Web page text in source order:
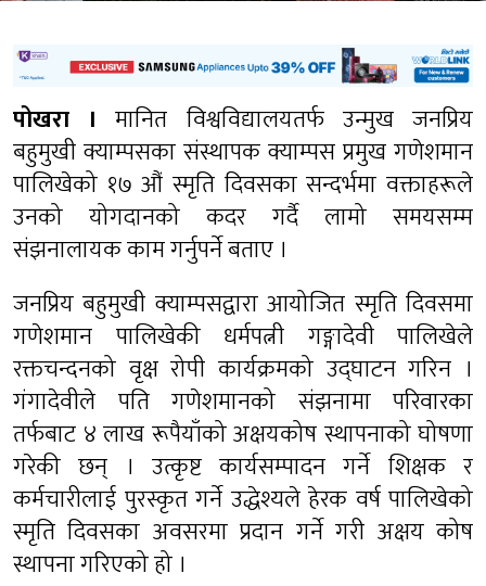
पोखरा । मानित विश्वविद्यालयतर्फ उन्मुख जनप्रिय
बहुमुखी क्याम्पसका संस्थापक क्याम्पस प्रमुख गणेशमान
पालिखेको १७ औं स्मृति दिवसका सन्दर्भमा वक्ताहरूले
उनको योगदानको कदर गर्दै लामो समयसम्म
संझनालायक काम गर्नुपर्ने बताए ।
जनप्रिय बहुमुखी क्याम्पसद्वारा आयोजित स्मृति दिवसमा
गणेशमान पालिखेकी धर्मपत्नी गङ्गादेवी पालिखेले
रक्तचन्दनको वृक्ष रोपी कार्यक्रमको उद्घाटन गरिन ।
गंगादेवीले पति गणेशमानको संझनामा परिवारका
तर्फबाट ४ लाख रूपैयाँको अक्षयकोष स्थापनाको घोषणा
गरेकी छन् । उत्कृष्ट कार्यसम्पादन गर्ने शिक्षक र
कर्मचारीलाई पुरस्कृत गर्ने उद्धेश्यले हेरक वर्ष पालिखेको
स्मृति दिवसका अवसरमा प्रदान गर्ने गरी अक्षय कोष
स्थापना गरिएको हो ।